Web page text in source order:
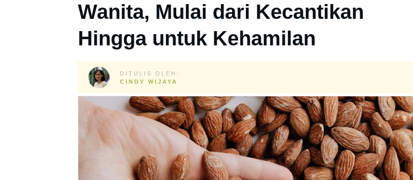
Wanita, Mulai dari Kecantikan
Hingga untuk Kehamilan
DITULIS OLEH:
CINDY WIJAYA